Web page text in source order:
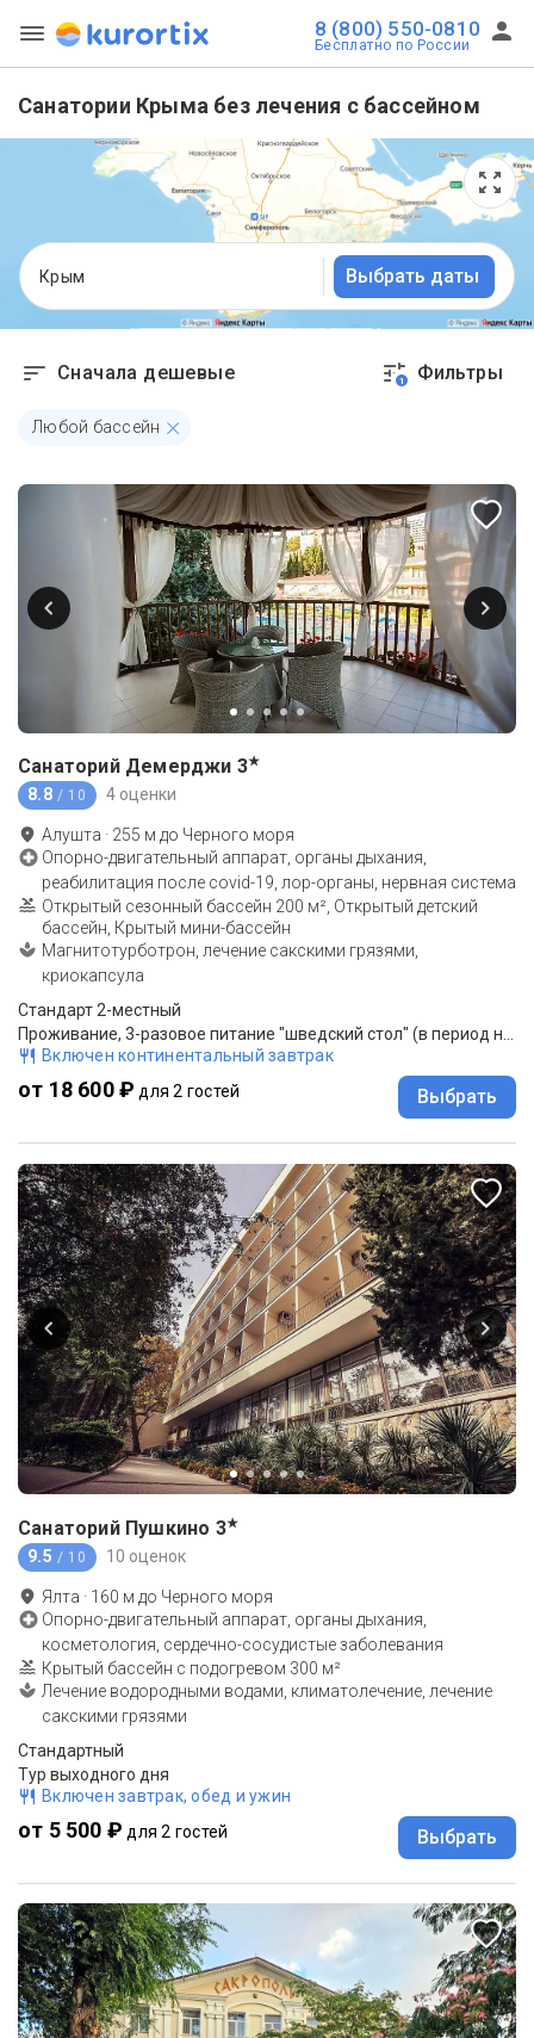
8 (800) 550-0810
Бесплатно по России
Санатории Крыма без лечения с бассейном
Крым Выбрать даты
Сначала дешевые 1 Фильтры
Любой бассейн
Санаторий Демерджи 3★
8.8 / 10 4 оценки
Алушта · 255 м до Черного моря
Опорно-двигательный аппарат, органы дыхания,
реабилитация после covid-19, лор-органы, нервная система
Открытый сезонный бассейн 200 м², Открытый детский
бассейн, Крытый мини-бассейн
Магнитотурботрон, лечение сакскими грязями,
криокапсула
Стандарт 2-местный
Включен континентальный завтрак
от 18 600 ₽ для 2 гостей Выбрать
Санаторий Пушкино 3★
9.5 / 10 10 оценок
Ялта · 160 м до Черного моря
Опорно-двигательный аппарат, органы дыхания,
косметология, сердечно-сосудистые заболевания
Крытый бассейн с подогревом 300 м²
Лечение водородными водами, климатолечение, лечение
сакскими грязями
Стандартный
Тур выходного дня
Включен завтрак, обед и ужин
от 5 500 ₽ для 2 гостей Выбрать